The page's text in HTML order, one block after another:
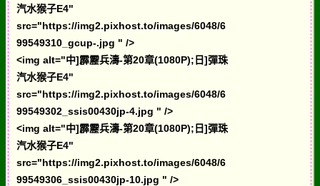
汽水猴子E4"
src="https://img2.pixhost.to/images/6048/6
99549310_gcup-.jpg " />
<img alt="中]霹靂兵濤-第20章(1080P);日]彈珠
汽水猴子E4"
src="https://img2.pixhost.to/images/6048/6
99549302_ssis00430jp-4.jpg " />
<img alt="中]霹靂兵濤-第20章(1080P);日]彈珠
汽水猴子E4"
src="https://img2.pixhost.to/images/6048/6
99549306_ssis00430jp-10.jpg " />